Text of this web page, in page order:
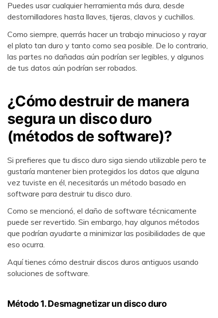
Puedes usar cualquier herramienta más dura, desde
destornilladores hasta llaves, tijeras, clavos y cuchillos.
Como siempre, querrás hacer un trabajo minucioso y rayar
el plato tan duro y tanto como sea posible. De lo contrario,
las partes no dañadas aún podrían ser legibles, y algunos
de tus datos aún podrían ser robados.
¿Cómo destruir de manera
segura un disco duro
(métodos de software)?
Si prefieres que tu disco duro siga siendo utilizable pero te
gustaría mantener bien protegidos los datos que alguna
vez tuviste en él, necesitarás un método basado en
software para destruir tu disco duro.
Como se mencionó, el daño de software técnicamente
puede ser revertido. Sin embargo, hay algunos métodos
que podrían ayudarte a minimizar las posibilidades de que
eso ocurra.
Aquí tienes cómo destruir discos duros antiguos usando
soluciones de software.
Método 1. Desmagnetizar un disco duro